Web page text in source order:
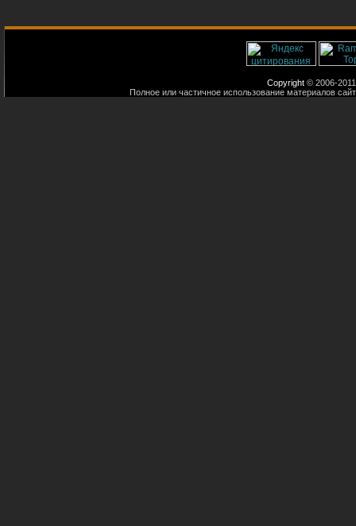
Copyright © 2006-
Полное или частичное использование материалов